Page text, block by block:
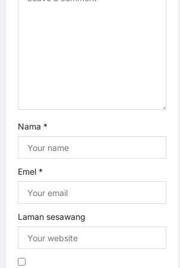
Nama *
Emel *
Laman sesawang